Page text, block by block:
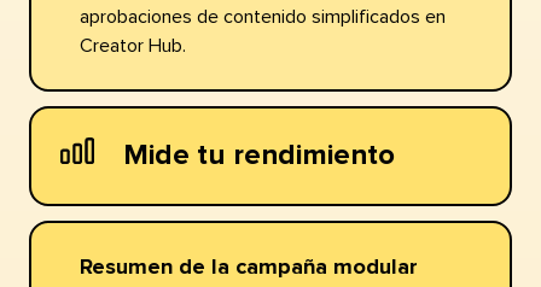
aprobaciones de contenido simplificados en
Creator Hub.​​
Mide tu rendimiento​​
Resumen de la campaña modular​​